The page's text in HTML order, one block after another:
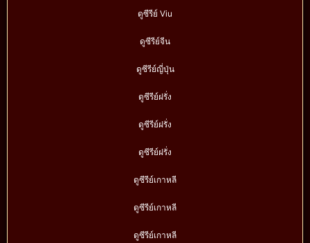
ดูซีรีย์ Viu
ดูซีรีย์จีน
ดูซีรีย์ญี่ปุ่น
ดูซีรีย์ฝรั่ง
ดูซีรีย์ฝรั่ง
ดูซีรีย์ฝรั่ง
ดูซีรีย์เกาหลี
ดูซีรีย์เกาหลี
ดูซีรีย์เกาหลี